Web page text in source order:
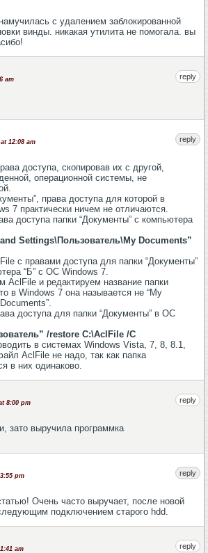
с удалением заблокированной
винды. никакая утилита не помогала. вы
am reply
12:08 am
доступа, скопировав их с другой,
операционной системы, не
права доступа для которой в
7 практически ничем не отличаются.
доступа папки “Документы” с компьютера
Settings\Пользователь\My Documents”
с правами доступа для папки “Документы”
“Б” с ОС Windows 7.
AclFile и редактируем название папки
в Windows 7 она называется не “My
доступа для папки “Документы” в ОС
/restore C:\AclFile /С
в системах Windows Vista, 7, 8, 8.1,
AclFile не надо, так как папка
в них одинаково.
reply
8:00 pm
зато выручила программка
reply
pm
Очень часто выручает, после новой
подключением старого hdd.
reply
am reply